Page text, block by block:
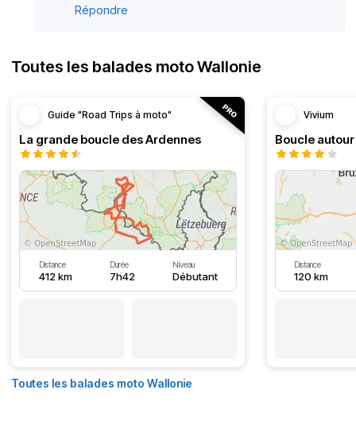
Répondre
Toutes les balades moto Wallonie
Guide "Road Trips à moto"
La grande boucle des Ardennes
Distance
412 km
Durée
7h42
Niveau
Débutant
Vivium
Distance
120 km
Toutes les balades moto Wallonie